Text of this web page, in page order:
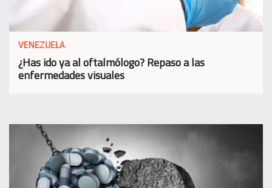
VENEZUELA
¿Has ido ya al oftalmólogo? Repaso a las
enfermedades visuales